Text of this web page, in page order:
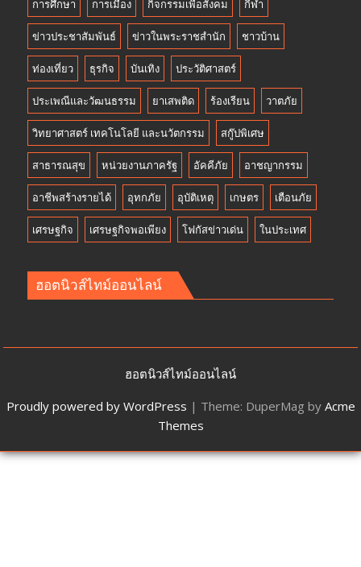
การศึกษา การเมือง กิจกรรมเพื่อสังคม กีฬา
ข่าวประชาสัมพันธ์ ข่าวในพระราชสำนัก ชาวบ้าน
ท่องเที่ยว ธุรกิจ บันเทิง ประวัติศาสตร์
ประเพณีและวัฒนธรรม ยาเสพติด ร้องเรียน วาตภัย
วิทยาศาสตร์ เทคโนโลยี และนวัตกรรม สกู๊ปพิเศษ
สาธารณสุข หน่วยงานภาครัฐ อัคคีภัย อาชญากรรม
อาชีพสร้างรายได้ อุทกภัย อุบัติเหตุ เกษตร เตือนภัย
เศรษฐกิจ เศรษฐกิจพอเพียง โฟกัสข่าวเด่น ในประเทศ
ฮอตนิวส์ไทม์ออนไลน์
ฮอตนิวส์ไทม์ออนไลน์
Proudly powered by WordPress | Theme: DuperMag by Acme
Themes